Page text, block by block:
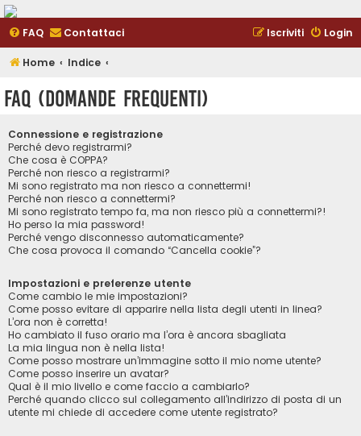
FAQ Contattaci Login
Iscriviti
Home Indice
FAQ (Domande Frequenti)
Connessione e registrazione
Perché devo registrarmi?
Che cosa è COPPA?
Perché non riesco a registrarmi?
Mi sono registrato ma non riesco a connettermi!
Perché non riesco a connettermi?
Mi sono registrato tempo fa, ma non riesco più a connettermi?!
Ho perso la mia password!
Perché vengo disconnesso automaticamente?
Che cosa provoca il comando “Cancella cookie”?
Impostazioni e preferenze utente
Come cambio le mie impostazioni?
Come posso evitare di apparire nella lista degli utenti in linea?
L’ora non è corretta!
Ho cambiato il fuso orario ma l’ora è ancora sbagliata
La mia lingua non è nella lista!
Come posso mostrare un’immagine sotto il mio nome utente?
Come posso inserire un avatar?
Qual è il mio livello e come faccio a cambiarlo?
Perché quando clicco sul collegamento all’indirizzo di posta di un
utente mi chiede di accedere come utente registrato?